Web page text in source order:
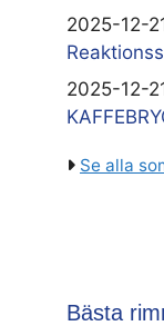
2025-12-
2025-12-
Se alla
Bästa